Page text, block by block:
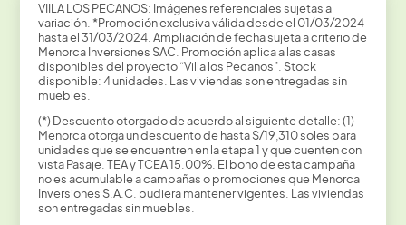
VIILA LOS PECANOS: Imágenes referenciales sujetas a
variación. *Promoción exclusiva válida desde el 01/03/2024
hasta el 31/03/2024. Ampliación de fecha sujeta a criterio de
Menorca Inversiones SAC. Promoción aplica a las casas
disponibles del proyecto “Villa los Pecanos”. Stock
disponible: 4 unidades. Las viviendas son entregadas sin
muebles.
(*) Descuento otorgado de acuerdo al siguiente detalle: (1)
Menorca otorga un descuento de hasta S/19,310 soles para
unidades que se encuentren en la etapa 1 y que cuenten con
vista Pasaje. TEA y TCEA 15.00%. El bono de esta campaña
no es acumulable a campañas o promociones que Menorca
Inversiones S.A.C. pudiera mantener vigentes. Las viviendas
son entregadas sin muebles.